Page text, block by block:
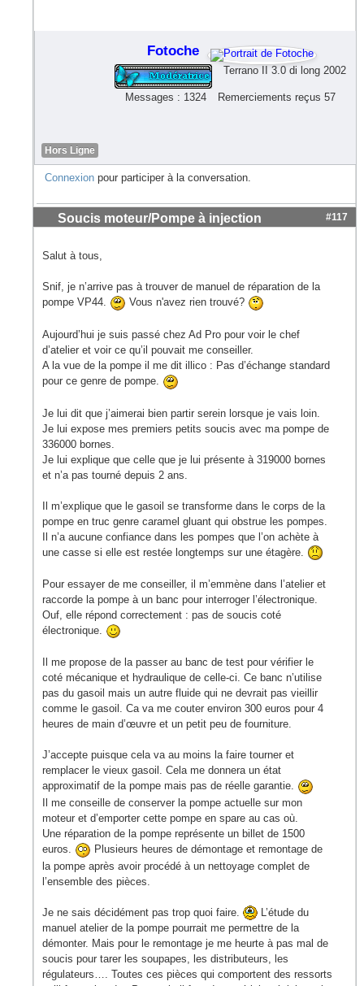
Fotoche
Terrano II 3.0 di long 2002
Messages : 1324 Remerciements reçus 57
Hors Ligne
Connexion pour participer à la conversation.
Soucis moteur/Pompe à injection #117
Salut à tous,
Snif, je n’arrive pas à trouver de manuel de réparation de la
pompe VP44.
Vous n'avez rien trouvé?
Aujourd’hui je suis passé chez Ad Pro pour voir le chef
d’atelier et voir ce qu’il pouvait me conseiller.
A la vue de la pompe il me dit illico : Pas d’échange standard
pour ce genre de pompe.
Je lui dit que j’aimerai bien partir serein lorsque je vais loin.
Je lui expose mes premiers petits soucis avec ma pompe de
336000 bornes.
Je lui explique que celle que je lui présente à 319000 bornes
et n’a pas tourné depuis 2 ans.
Il m’explique que le gasoil se transforme dans le corps de la
pompe en truc genre caramel gluant qui obstrue les pompes.
Il n’a aucune confiance dans les pompes que l’on achète à
une casse si elle est restée longtemps sur une étagère.
Pour essayer de me conseiller, il m’emmène dans l’atelier et
raccorde la pompe à un banc pour interroger l’électronique.
Ouf, elle répond correctement : pas de soucis coté
électronique.
Il me propose de la passer au banc de test pour vérifier le
coté mécanique et hydraulique de celle-ci. Ce banc n’utilise
pas du gasoil mais un autre fluide qui ne devrait pas vieillir
comme le gasoil. Ca va me couter environ 300 euros pour 4
heures de main d’œuvre et un petit peu de fourniture.
J’accepte puisque cela va au moins la faire tourner et
remplacer le vieux gasoil. Cela me donnera un état
approximatif de la pompe mais pas de réelle garantie.
Il me conseille de conserver la pompe actuelle sur mon
moteur et d’emporter cette pompe en spare au cas où.
Une réparation de la pompe représente un billet de 1500
euros.
Plusieurs heures de démontage et remontage de
la pompe après avoir procédé à un nettoyage complet de
l’ensemble des pièces.
Je ne sais décidément pas trop quoi faire.
L’étude du
manuel atelier de la pompe pourrait me permettre de la
démonter. Mais pour le remontage je me heurte à pas mal de
soucis pour tarer les soupapes, les distributeurs, les
régulateurs…. Toutes ces pièces qui comportent des ressorts